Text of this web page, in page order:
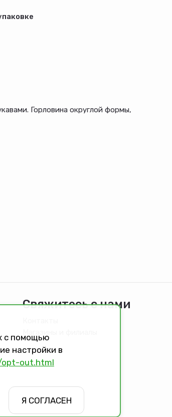
Горловина округлой формы,
Свяжитесь с нами
с помощью
настройки в
opt-out.html
Я СОГЛАСЕН